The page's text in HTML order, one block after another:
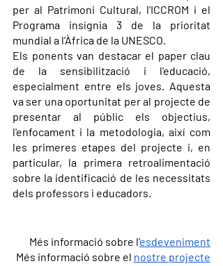
per al Patrimoni Cultural, l'ICCROM i el
Programa insígnia 3 de la prioritat
mundial a l'Àfrica de la UNESCO.
Els ponents van destacar el paper clau
de la sensibilització i l'educació,
especialment entre els joves. Aquesta
va ser una oportunitat per al projecte de
presentar al públic els objectius,
l'enfocament i la metodologia, així com
les primeres etapes del projecte i, en
particular, la primera retroalimentació
sobre la identificació de les necessitats
dels professors i educadors.
Més informació sobre l'esdeveniment
Més informació sobre el nostre projecte